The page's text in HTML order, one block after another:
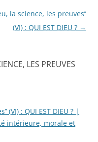
la science, les preuves’’
(VI) : QUI EST DIEU ? →
LES PREUVES
(VI) : QUI EST DIEU ? |
intérieure, morale et